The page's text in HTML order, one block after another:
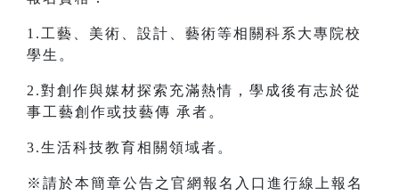
1.工藝、美術、設計、藝術等相關科系大專院校
學生。
2.對創作與媒材探索充滿熱情，學成後有志於從
事工藝創作或技藝傳 承者。
3.生活科技教育相關領域者。
※請於本簡章公告之官網報名入口進行線上報名